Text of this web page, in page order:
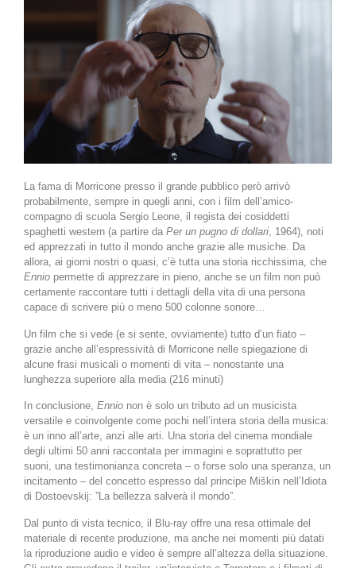
La fama di Morricone presso il grande pubblico però arrivò
probabilmente, sempre in quegli anni, con i film dell’amico-
compagno di scuola Sergio Leone, il regista dei cosiddetti
spaghetti western (a partire da Per un pugno di dollari, 1964), noti
ed apprezzati in tutto il mondo anche grazie alle musiche. Da
allora, ai giorni nostri o quasi, c’è tutta una storia ricchissima, che
Ennio permette di apprezzare in pieno, anche se un film non può
certamente raccontare tutti i dettagli della vita di una persona
capace di scrivere più o meno 500 colonne sonore…
Un film che si vede (e si sente, ovviamente) tutto d’un fiato –
grazie anche all’espressività di Morricone nelle spiegazione di
alcune frasi musicali o momenti di vita – nonostante una
lunghezza superiore alla media (216 minuti)
In conclusione, Ennio non è solo un tributo ad un musicista
versatile e coinvolgente come pochi nell’intera storia della musica:
è un inno all’arte, anzi alle arti. Una storia del cinema mondiale
degli ultimi 50 anni raccontata per immagini e soprattutto per
suoni, una testimonianza concreta – o forse solo una speranza, un
incitamento – del concetto espresso dal principe Miškin nell’Idiota
di Dostoevskij: ”La bellezza salverà il mondo”.
Dal punto di vista tecnico, il Blu-ray offre una resa ottimale del
materiale di recente produzione, ma anche nei momenti più datati
la riproduzione audio e video è sempre all’altezza della situazione.